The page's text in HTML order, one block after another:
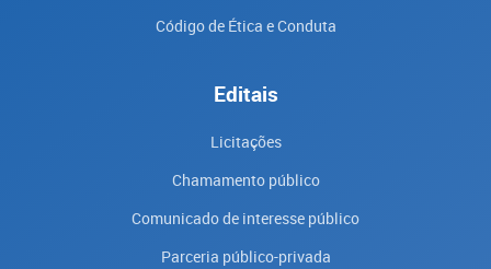
Código de Ética e Conduta
Editais
Licitações
Chamamento público
Comunicado de interesse público
Parceria público-privada